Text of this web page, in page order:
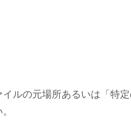
イルの元場所あるいは「特